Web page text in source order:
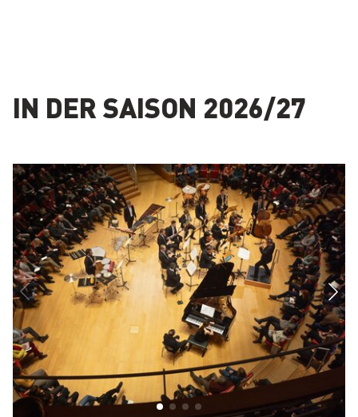
IN DER SAISON 2026/27